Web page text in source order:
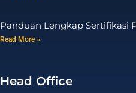
Panduan Lengkap Sertifikasi
Read More »
Head Office